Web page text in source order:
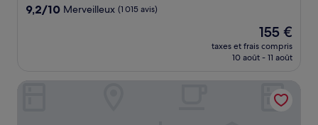
9.2
9,2/10 Merveilleux (1 015 avis)
Le
nouveau
prix
de
155 €
155 €
taxes et frais compris
10 août - 11 août